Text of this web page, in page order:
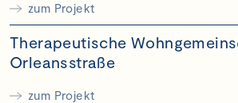
zum Projekt
Therapeutische
Orleansstraße
zum Projekt